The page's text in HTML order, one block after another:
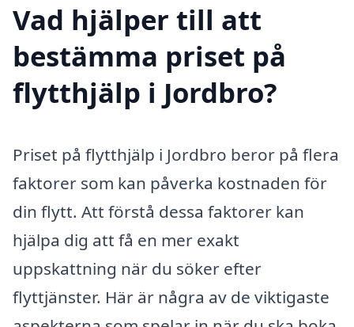
Vad hjälper till att
bestämma priset på
flytthjälp i Jordbro?
Priset på flytthjälp i Jordbro beror på flera
faktorer som kan påverka kostnaden för
din flytt. Att förstå dessa faktorer kan
hjälpa dig att få en mer exakt
uppskattning när du söker efter
flyttjänster. Här är några av de viktigaste